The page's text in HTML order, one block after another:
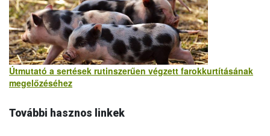
Útmutató a sertések rutinszerűen végzett farokkurtításának
megelőzéséhez
További hasznos linkek